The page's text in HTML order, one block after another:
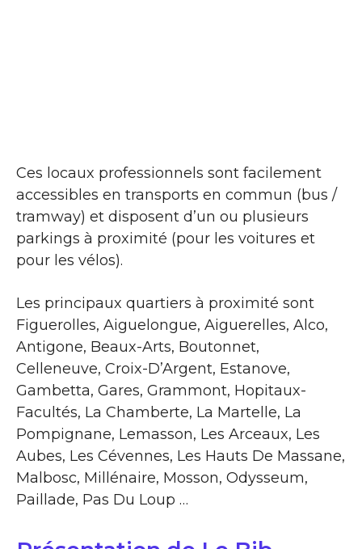
Ces locaux professionnels sont facilement
accessibles en transports en commun (bus /
tramway) et disposent d’un ou plusieurs
parkings à proximité (pour les voitures et
pour les vélos).
Les principaux quartiers à proximité sont
Figuerolles, Aiguelongue, Aiguerelles, Alco,
Antigone, Beaux-Arts, Boutonnet,
Celleneuve, Croix-D’Argent, Estanove,
Gambetta, Gares, Grammont, Hopitaux-
Facultés, La Chamberte, La Martelle, La
Pompignane, Lemasson, Les Arceaux, Les
Aubes, Les Cévennes, Les Hauts De Massane,
Malbosc, Millénaire, Mosson, Odysseum,
Paillade, Pas Du Loup …